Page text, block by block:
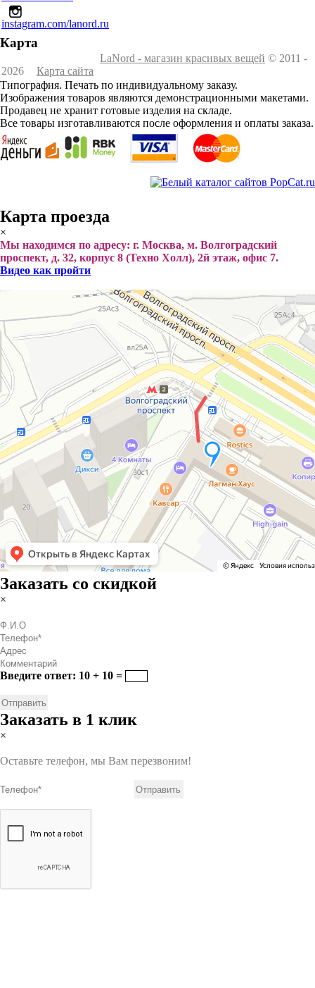
instagram.com/lanord.ru
Карта
LaNord - магазин красивых вещей © 2011 -
2026
Карта сайта
Типография. Печать по индивидуальному заказу.
Изображения товаров являются демонстрационными макетами.
Продавец не хранит готовые изделия на складе.
Все товары изготавливаются после оформления и оплаты заказа.
Карта проезда
×
Мы находимся по адресу: г. Москва, м. Волгоградский
проспект, д. 32, корпус 8 (Техно Холл), 2й этаж, офис 7.
Видео как пройти
Заказать со скидкой
×
Введите ответ: 10 + 10 =
Заказать в 1 клик
×
Оставьте телефон, мы Вам перезвоним!